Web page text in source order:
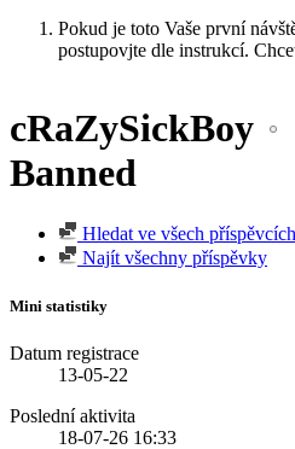
Pokud je toto Vaše první
postupovjte dle instrukcí.
cRaZySickBoy
Banned
Hledat ve všech příspěvcích
Najít všechny příspěvky
Mini statistiky
Datum registrace
13-05-22
Poslední aktivita
18-07-26 16:33